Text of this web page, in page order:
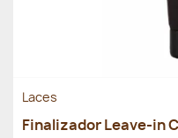
Laces
Finalizador Leave-in